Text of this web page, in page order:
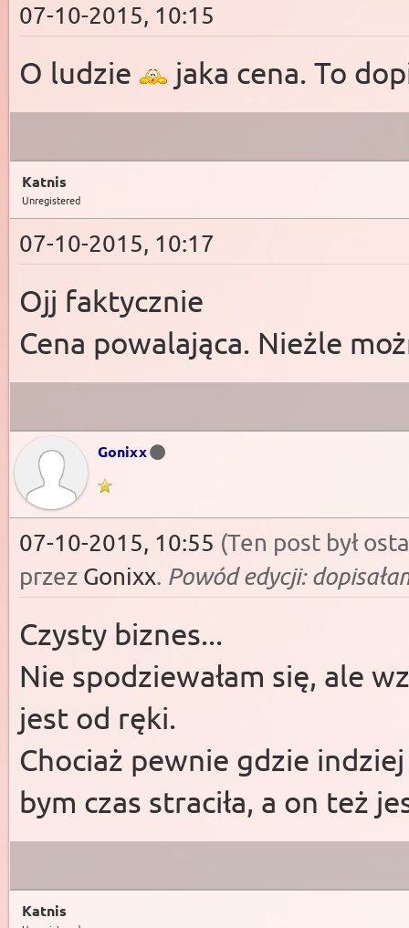
07-10-2015, 10:15
O ludzie jaka cena. To
Katnis
Unregistered
07-10-2015, 10:17
Ojj faktycznie
Cena powalająca. Nieżle
Gonixx
07-10-2015, 10:55 (Ten post był
przez Gonixx. Powód edycji:
Czysty biznes...
Nie spodziewałam się, ale
jest od ręki.
Chociaż pewnie gdzie
bym czas straciła, a on też
Katnis